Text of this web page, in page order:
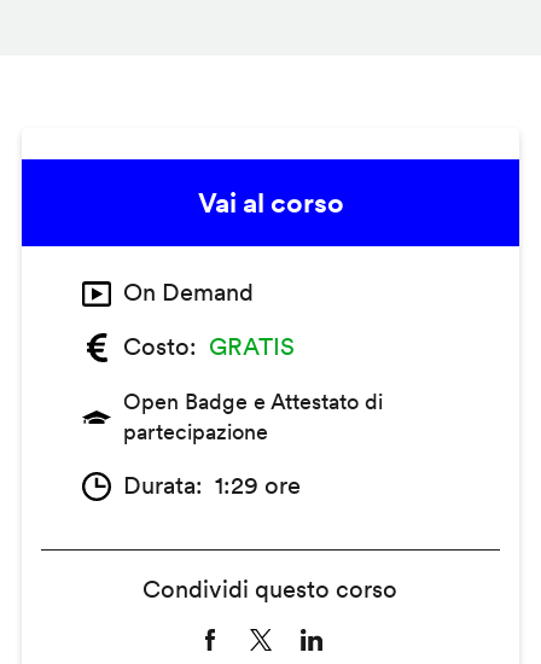
Vai al corso
On Demand
Costo
GRATIS
Open Badge e Attestato di
partecipazione
Durata 1:29 ore
Condividi questo corso